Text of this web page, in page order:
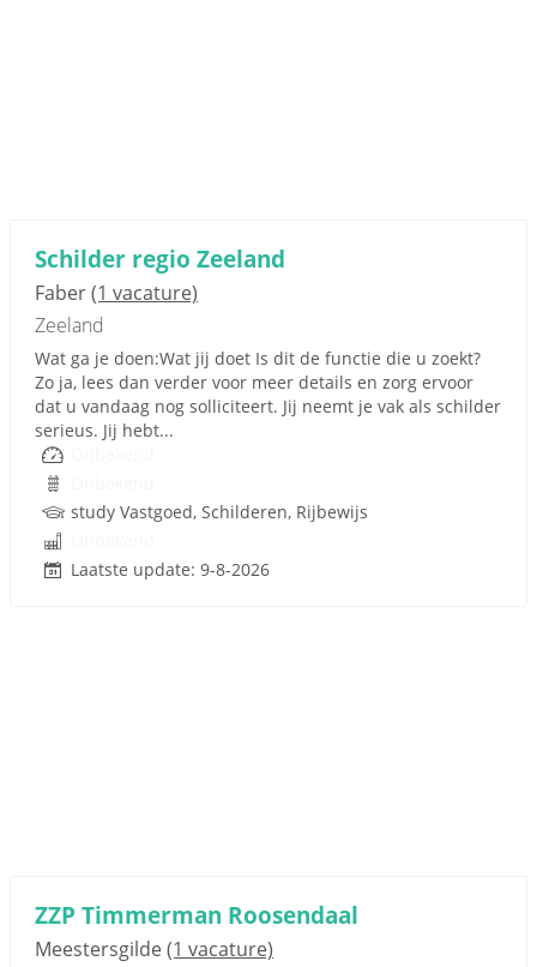
Schilder regio Zeeland
Faber(1 vacature)
Zeeland
Wat ga je doen:Wat jij doet Is dit de functie die u zoekt?
Zo ja, lees dan verder voor meer details en zorg ervoor
dat u vandaag nog solliciteert. Jij neemt je vak als schilder
serieus. Jij hebt...
study Vastgoed, Schilderen, Rijbewijs
Laatste update: 9-8-2026
ZZP Timmerman Roosendaal
Meestersgilde(1 vacature)